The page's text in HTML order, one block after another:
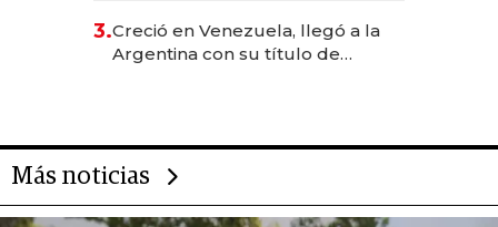
3.Creció en Venezuela, llegó a la
Argentina con su título de
Más noticias